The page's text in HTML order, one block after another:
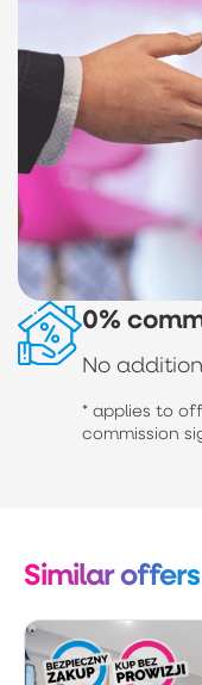
0%
No
* applies to
commission
Similar offers